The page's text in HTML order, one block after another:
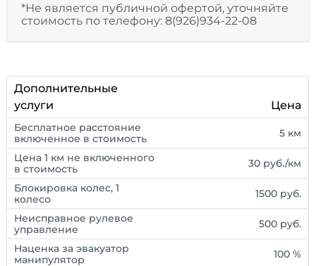
*Не является публичной офертой, уточняйте
стоимость по телефону: 8(926)934-22-08
Дополнительные
услуги
Цена
Бесплатное расстояние
включенное в стоимость
5 км
Цена 1 км не включенного
в стоимость
30 руб./км
Блокировка колес, 1
колесо
1500 руб.
Неисправное рулевое
управление
500 руб.
Наценка за эвакуатор
манипулятор
100 %